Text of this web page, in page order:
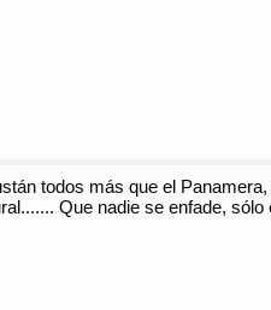
todos más que el
Que nadie se enfade,